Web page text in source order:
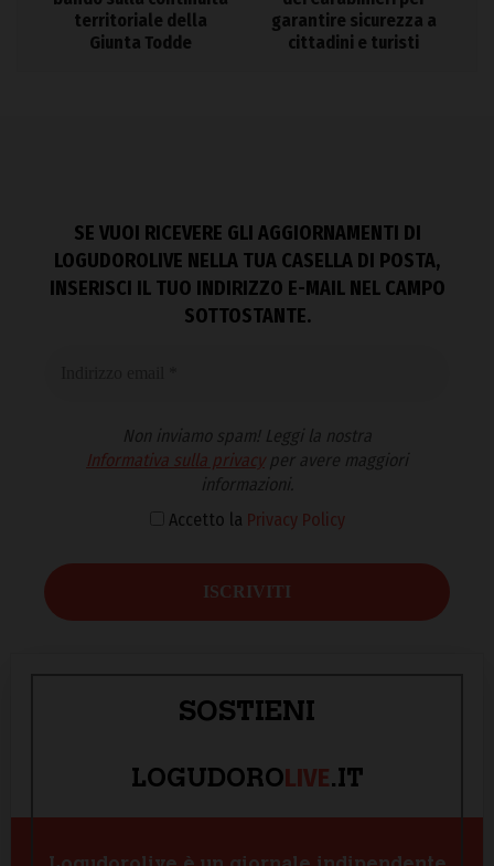
territoriale della
Giunta Todde
garantire sicurezza a
cittadini e turisti
SE VUOI RICEVERE GLI AGGIORNAMENTI DI
LOGUDOROLIVE NELLA TUA CASELLA DI POSTA,
INSERISCI IL TUO INDIRIZZO E-MAIL NEL CAMPO
SOTTOSTANTE.
Non inviamo spam! Leggi la nostra
Informativa sulla privacyper avere maggiori
informazioni.
Accetto la Privacy Policy
SOSTIENI
LOGUDOROLIVE.IT